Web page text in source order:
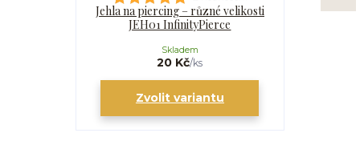
Jehla na piercing – různé velikosti
JEH01 InfinityPierce
20 Kč/ks
Skladem
Zvolit variantu